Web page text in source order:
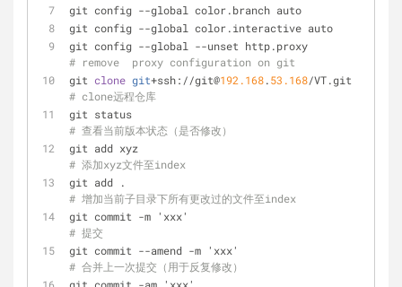
git config --global color.branch auto
git config --global color.interactive auto
# remove  proxy configuration on git
git clone git+ssh://git@192.168.53.168
# clone远程仓库
# 查看当前版本状态（是否修改）
# 添加xyz文件至index
# 增加当前子目录下所有更改过的文件至index
# 提交
# 合并上一次提交（用于反复修改）